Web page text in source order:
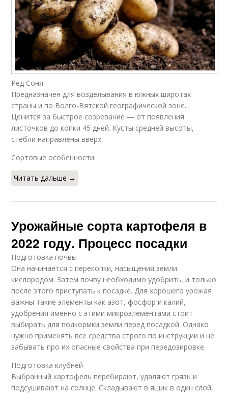
Ред Соня
Предназначен для возделывания в южных широтах
страны и по Волго-Вятской географической зоне.
Ценится за быстрое созревание — от появления
листочков до копки 45 дней. Кусты средней высоты,
стебли направлены вверх.
Сортовые особенности:
Читать дальше →
Урожайные сорта картофеля в
2022 году. Процесс посадки
Подготовка почвы
Она начинается с перекопки, насыщения земли
кислородом. Затем почву необходимо удобрить, и только
после этого приступать к посадке. Для хорошего урожая
важны такие элементы как азот, фосфор и калий,
удобрения именно с этими микроэлементами стоит
выбирать для подкормки земли перед посадкой. Однако
нужно применять все средства строго по инструкции и не
забывать про их опасные свойства при передозировке.
Подготовка клубней
Выбранный картофель перебирают, удаляют грязь и
подсушивают на солнце. Складывают в ящик в один слой,